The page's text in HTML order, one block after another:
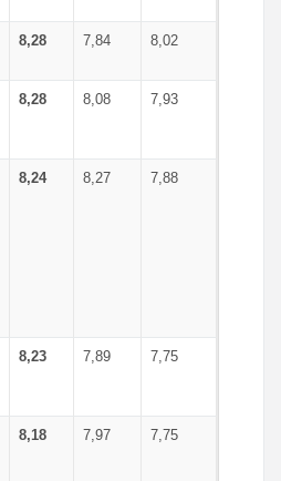
8,28 7,84 8,02
8,28 8,08 7,93
8,24 8,27 7,88
8,23 7,89 7,75
8,18 7,97 7,75